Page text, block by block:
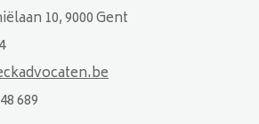
10, 9000 Gent
689